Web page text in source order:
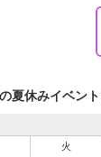
夏休みイベン
火